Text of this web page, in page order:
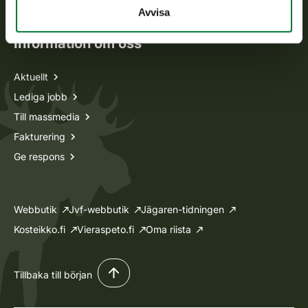
Avvisa
Information om oss
Aktuellt
Lediga jobb
Till massmedia
Fakturering
Ge respons
Webbutik Jvf-webbutik
Jägaren-tidningen
Kosteikko.fi
Vieraspeto.fi Oma riista
Tillbaka till början